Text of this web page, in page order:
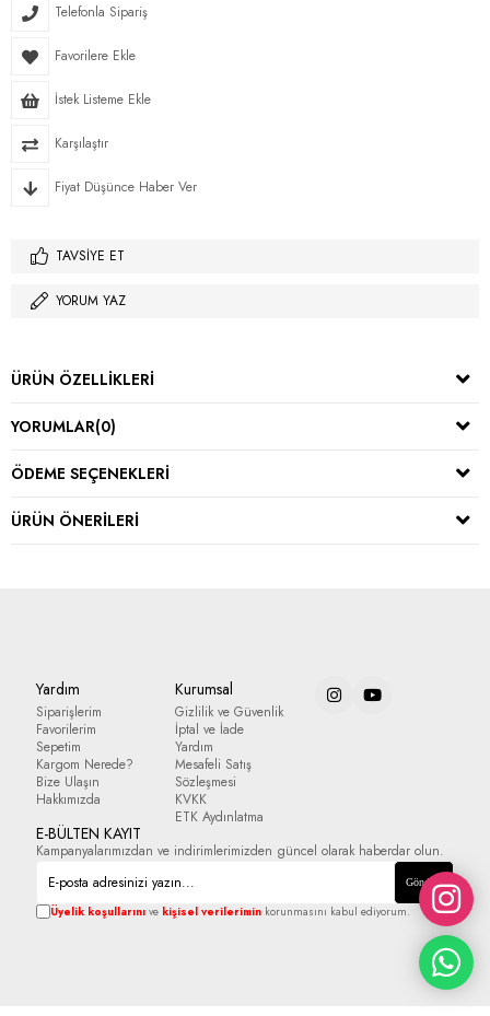
Telefonla Sipariş
Favorilere Ekle
İstek Listeme Ekle
Karşılaştır
Fiyat Düşünce Haber Ver
TAVSIYE ET
YORUM YAZ
ÜRÜN ÖZELLIKLERI
YORUMLAR(0)
ÖDEME SEÇENEKLERI
ÜRÜN ÖNERILERI
Yardım
Siparişlerim
Favorilerim
Sepetim
Kargom Nerede?
Bize Ulaşın
Hakkımızda
Kurumsal
Gizlilik ve Güvenlik
İptal ve İade
Yardım
Mesafeli Satış
Sözleşmesi
KVKK
ETK Aydınlatma
E-BÜLTEN KAYIT
Kampanyalarımızdan ve indirimlerimizden güncel olarak haberdar olun.
Gönder
Üyelik koşullarını ve kişisel verilerimin korunmasını kabul ediyorum.